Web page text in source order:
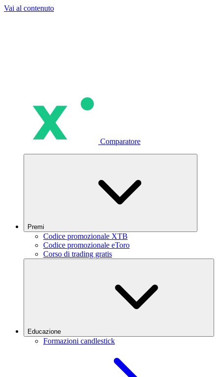
Vai al contenuto
Comparatore
Premi
Codice promozionale XTB
Codice promozionale eToro
Corso di trading gratis
Educazione
Formazioni candlestick